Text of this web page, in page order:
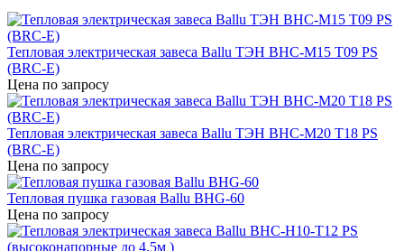
Тепловая электрическая завеса Ballu ТЭН BHC-M15 T09 PS
(BRC-E)
Цена по запросу
Тепловая электрическая завеса Ballu ТЭН BHC-M20 T18 PS
(BRC-E)
Цена по запросу
Тепловая пушка газовая Ballu BHG-60
Цена по запросу